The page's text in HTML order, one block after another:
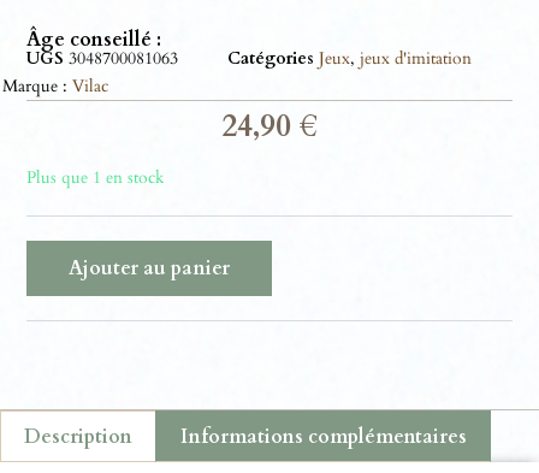
Âge conseillé :
UGS3048700081063 Catégories Jeux,jeux d'imitation
Marque : Vilac
24,90 €
Plus que 1 en stock
Ajouter au panier
Description Informations complémentaires